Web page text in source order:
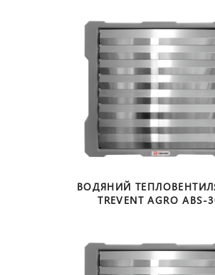
ВОДЯНИЙ
TREVENT AGRO ABS-